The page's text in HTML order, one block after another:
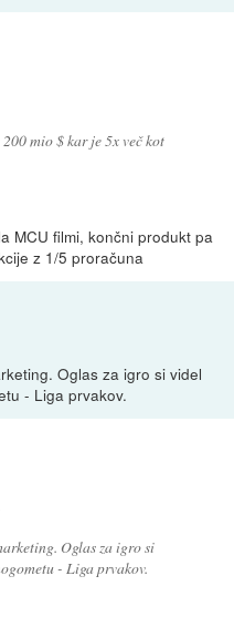
mio $ kar je 5x več kot
MCU filmi, končni produkt pa
z 1/5 proračuna
Oglas za igro si videl
- Liga prvakov.
Oglas za igro si
- Liga prvakov.